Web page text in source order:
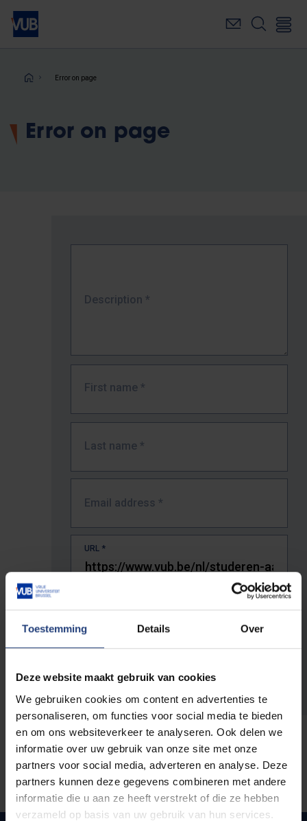
Toestemming Details Over
Deze website maakt gebruik van cookies
We gebruiken cookies om content en advertenties te
personaliseren, om functies voor social media te bieden
en om ons websiteverkeer te analyseren. Ook delen we
informatie over uw gebruik van onze site met onze
partners voor social media, adverteren en analyse. Deze
partners kunnen deze gegevens combineren met andere
informatie die u aan ze heeft verstrekt of die ze hebben
verzameld op basis van uw gebruik van hun services.
Skip
main
Breadcrumb
Error on page
Error on page
Description *
First name *
Last name *
Email address *
URL *
The full URL of the page where you encountered the error.